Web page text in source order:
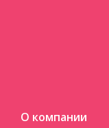
О компании